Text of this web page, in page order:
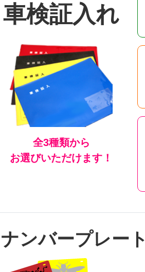
車検証入れ
全3種類から
お選びいただけます！
ナンバープレート